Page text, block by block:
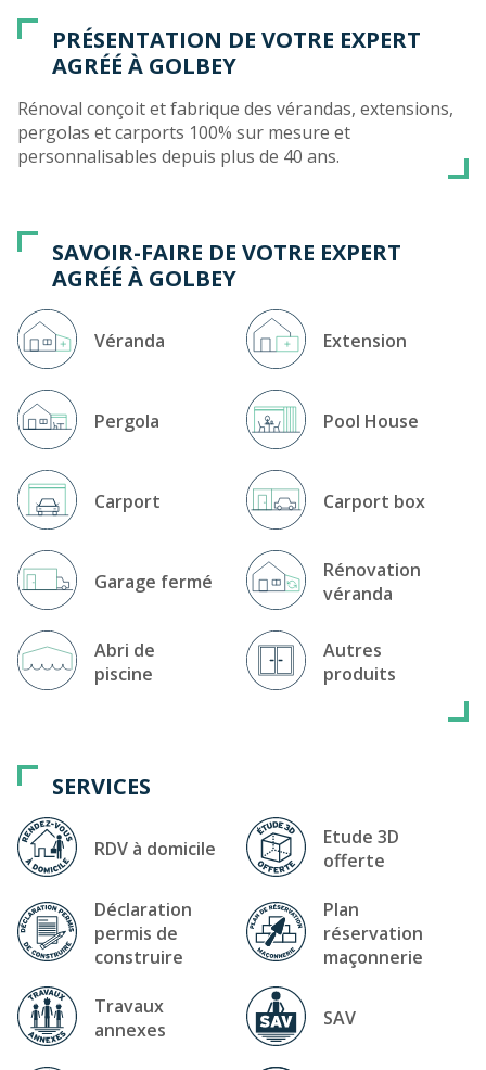
PRÉSENTATION DE VOTRE EXPERT
AGRÉÉ À GOLBEY
Rénoval conçoit et fabrique des vérandas, extensions,
pergolas et carports 100% sur mesure et
personnalisables depuis plus de 40 ans.
SAVOIR-FAIRE DE VOTRE EXPERT
AGRÉÉ À GOLBEY
Véranda Extension
Pergola Pool House
Carport Carport box
Garage fermé
Rénovation
véranda
Abri de
piscine
Autres
produits
SERVICES
RDV à domicile
Etude 3D
offerte
Déclaration
permis de
construire
Plan
réservation
maçonnerie
Travaux
annexes
SAV